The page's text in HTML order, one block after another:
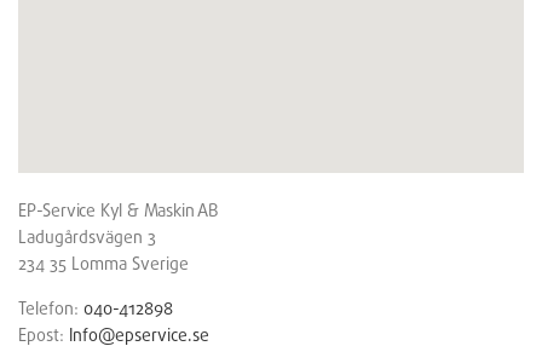
EP-Service Kyl & Maskin AB
Ladugårdsvägen 3
234 35 Lomma Sverige
Telefon: 040-412898
Epost: Info@epservice.se